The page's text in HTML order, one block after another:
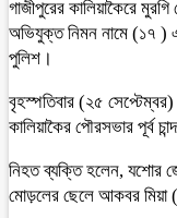
গাজীপুরের কালিয়াকৈরে
অভিযুক্ত নিমন নামে (১৭ )
পুলিশ।
বৃহস্পতিবার (২৫
কালিয়াকৈর পৌরসভার পূর্ব
নিহত ব্যক্তি হলেন, যশোর
মোড়লের ছেলে আকবর মিয়া